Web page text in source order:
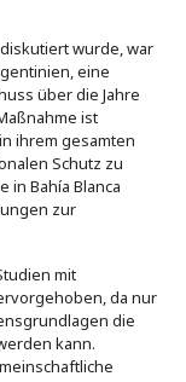
wurde, war
eine
über die Jahre
ist
ihrem gesamten
Schutz zu
in Bahía Blanca
zur
mit
da nur
die
kann.